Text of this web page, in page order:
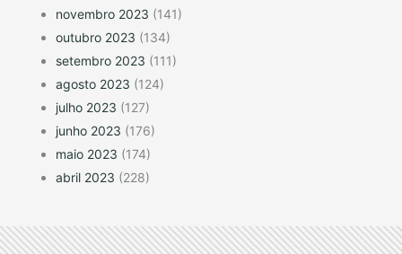
novembro 2023 (141)
outubro 2023 (134)
setembro 2023 (111)
agosto 2023 (124)
julho 2023 (127)
junho 2023 (176)
maio 2023 (174)
abril 2023 (228)